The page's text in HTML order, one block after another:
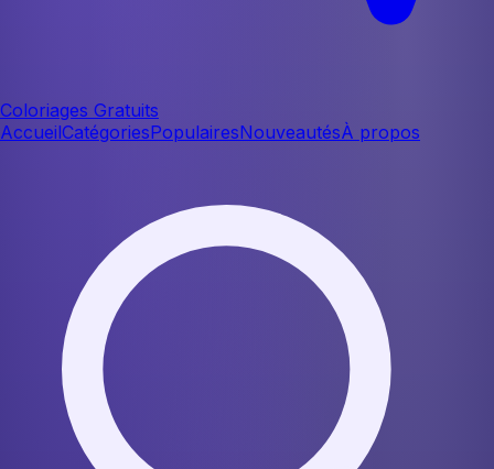
Coloriages Gratuits
AccueilCatégoriesPopulairesNouveautésÀ propos